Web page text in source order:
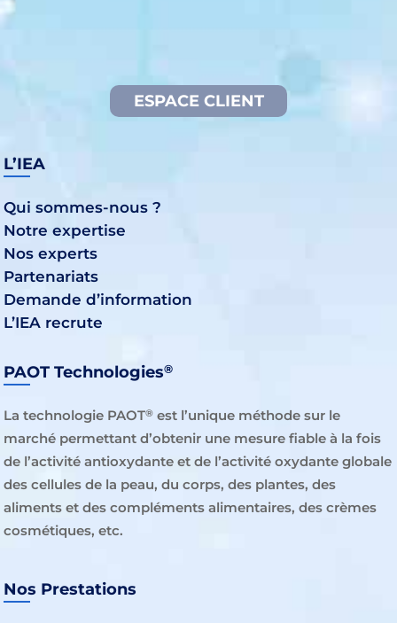
ESPACE CLIENT
L’IEA
Qui sommes-nous ?
Notre expertise
Nos experts
Partenariats
Demande d’information
L’IEA recrute
PAOT Technologies®
La technologie PAOT® est l’unique méthode sur le
marché permettant d’obtenir une mesure fiable à la fois
de l’activité antioxydante et de l’activité oxydante globale
des cellules de la peau, du corps, des plantes, des
aliments et des compléments alimentaires, des crèmes
cosmétiques, etc.
Nos Prestations